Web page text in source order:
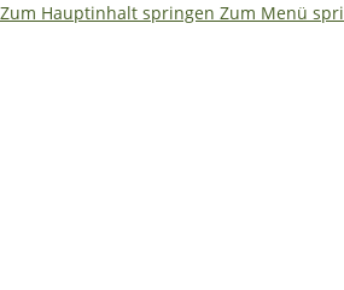
Zum Hauptinhalt springen Zum Menü